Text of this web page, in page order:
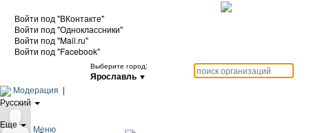
Войти под "ВКонтакте"
Войти под "Одноклассники"
Войти под "Mail.ru"
Войти под "Facebook"
Выберите город:
Ярославль ▼
Модерация |
Русский
Еще
Меню